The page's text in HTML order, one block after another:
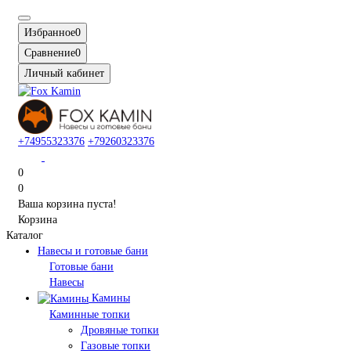
Избранное0
Сравнение0
Личный кабинет
+74955323376 +79260323376
0
0
Ваша корзина пуста!
Корзина
Каталог
Навесы и готовые бани
Готовые бани
Навесы
Камины
Каминные топки
Дровяные топки
Газовые топки